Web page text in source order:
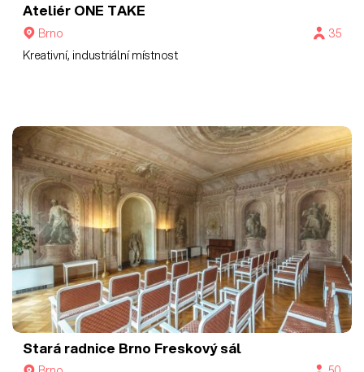
Ateliér ONE TAKE
Brno
35
Kreativní, industriální místnost
Stará radnice Brno Freskový sál